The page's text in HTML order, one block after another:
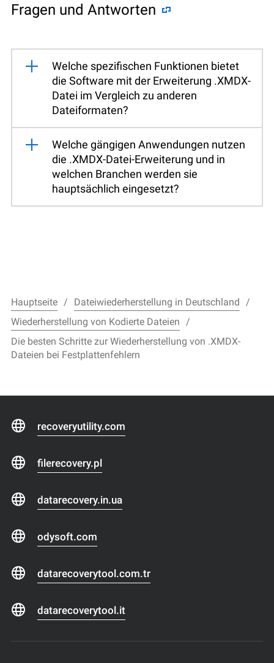
Fragen und Antworten
Welche spezifischen Funktionen bietet
die Software mit der Erweiterung .XMDX-
Datei im Vergleich zu anderen
Dateiformaten?
Welche gängigen Anwendungen nutzen
die .XMDX-Datei-Erweiterung und in
welchen Branchen werden sie
hauptsächlich eingesetzt?
Hauptseite
Dateiwiederherstellung in Deutschland
Wiederherstellung von Kodierte Dateien
Die besten Schritte zur Wiederherstellung von .XMDX-
Dateien bei Festplattenfehlern
recoveryutility.com
filerecovery.pl
datarecovery.in.ua
odysoft.com
datarecoverytool.com.tr
datarecoverytool.it